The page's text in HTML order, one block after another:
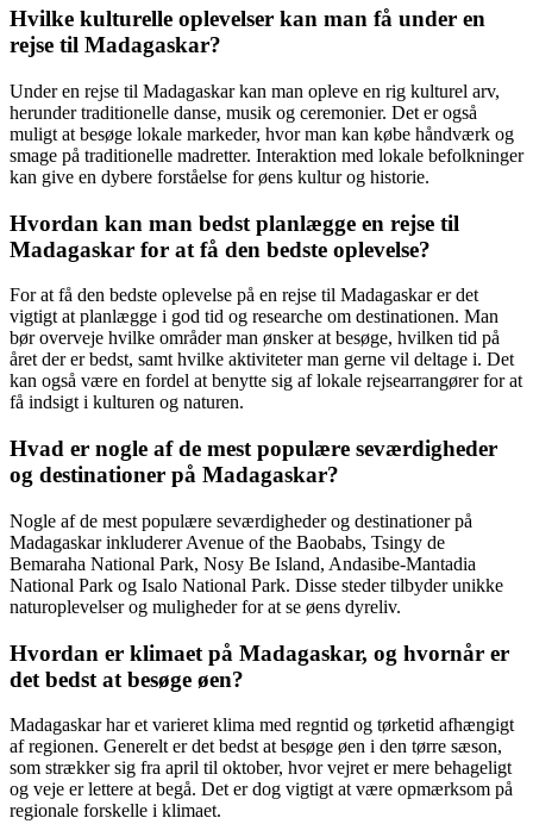
Hvilke kulturelle oplevelser kan man få under en
rejse til Madagaskar?
Under en rejse til Madagaskar kan man opleve en rig kulturel arv,
herunder traditionelle danse, musik og ceremonier. Det er også
muligt at besøge lokale markeder, hvor man kan købe håndværk og
smage på traditionelle madretter. Interaktion med lokale befolkninger
kan give en dybere forståelse for øens kultur og historie.
Hvordan kan man bedst planlægge en rejse til
Madagaskar for at få den bedste oplevelse?
For at få den bedste oplevelse på en rejse til Madagaskar er det
vigtigt at planlægge i god tid og researche om destinationen. Man
bør overveje hvilke områder man ønsker at besøge, hvilken tid på
året der er bedst, samt hvilke aktiviteter man gerne vil deltage i. Det
kan også være en fordel at benytte sig af lokale rejsearrangører for at
få indsigt i kulturen og naturen.
Hvad er nogle af de mest populære seværdigheder
og destinationer på Madagaskar?
Nogle af de mest populære seværdigheder og destinationer på
Madagaskar inkluderer Avenue of the Baobabs, Tsingy de
Bemaraha National Park, Nosy Be Island, Andasibe-Mantadia
National Park og Isalo National Park. Disse steder tilbyder unikke
naturoplevelser og muligheder for at se øens dyreliv.
Hvordan er klimaet på Madagaskar, og hvornår er
det bedst at besøge øen?
Madagaskar har et varieret klima med regntid og tørketid afhængigt
af regionen. Generelt er det bedst at besøge øen i den tørre sæson,
som strækker sig fra april til oktober, hvor vejret er mere behageligt
og veje er lettere at begå. Det er dog vigtigt at være opmærksom på
regionale forskelle i klimaet.